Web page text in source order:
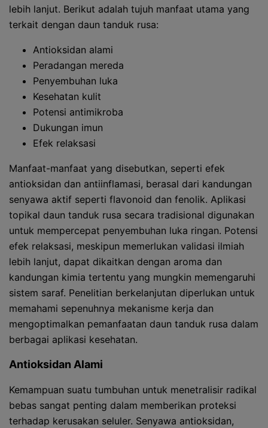
lebih lanjut. Berikut adalah tujuh manfaat utama yang
terkait dengan daun tanduk rusa:
Antioksidan alami
Peradangan mereda
Penyembuhan luka
Kesehatan kulit
Potensi antimikroba
Dukungan imun
Efek relaksasi
Manfaat-manfaat yang disebutkan, seperti efek
antioksidan dan antiinflamasi, berasal dari kandungan
senyawa aktif seperti flavonoid dan fenolik. Aplikasi
topikal daun tanduk rusa secara tradisional digunakan
untuk mempercepat penyembuhan luka ringan. Potensi
efek relaksasi, meskipun memerlukan validasi ilmiah
lebih lanjut, dapat dikaitkan dengan aroma dan
kandungan kimia tertentu yang mungkin memengaruhi
sistem saraf. Penelitian berkelanjutan diperlukan untuk
memahami sepenuhnya mekanisme kerja dan
mengoptimalkan pemanfaatan daun tanduk rusa dalam
berbagai aplikasi kesehatan.
Antioksidan Alami
Kemampuan suatu tumbuhan untuk menetralisir radikal
bebas sangat penting dalam memberikan proteksi
terhadap kerusakan seluler. Senyawa antioksidan,